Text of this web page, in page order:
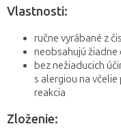
Vlastnosti:
ručne vyrábané z
neobsahujú žiadne
bez nežiaducich
s alergiou na
reakcia
Zloženie: